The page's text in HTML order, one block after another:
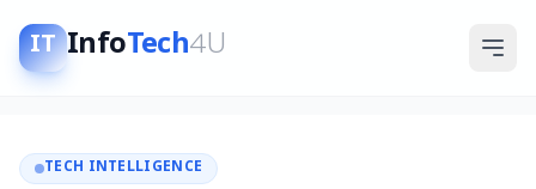
IT InfoTech4U
TECH INTELLIGENCE